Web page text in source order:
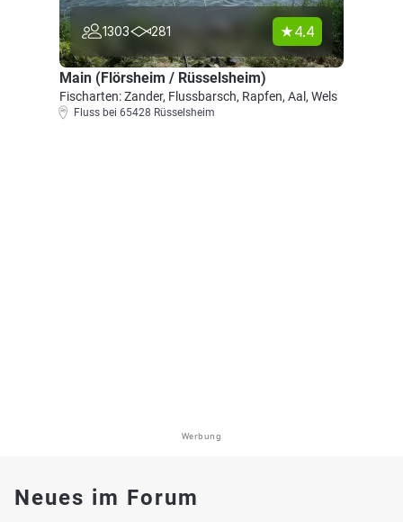
1303 281 4.4
Main (Flörsheim / Rüsselsheim)
Fischarten: Zander, Flussbarsch, Rapfen, Aal, Wels
Fluss bei 65428 Rüsselsheim
Werbung
Neues im Forum